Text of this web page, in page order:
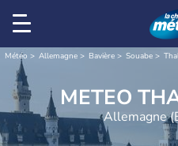
Météo Allemagne Bavière Souabe
Allemagne